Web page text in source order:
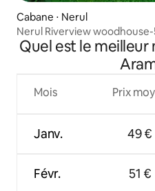
Cabane ⋅ Nerul
Nerul Riverview
Quel est le
Mois
Janv.
Févr.
Prix
49 €
51 €